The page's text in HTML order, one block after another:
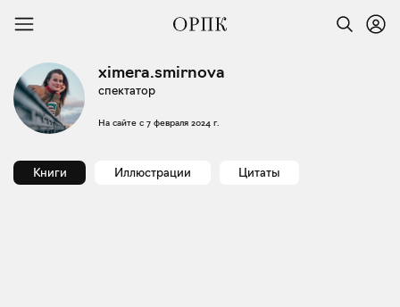
ximera.smirnova
спектатор
На сайте с 7 февраля 2024 г.
Книги Иллюстрации Цитаты